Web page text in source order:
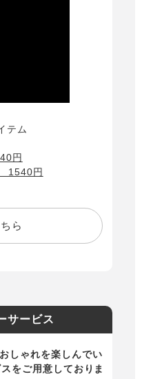
テム
円
1540円
ら
サービス
しゃれを楽しんでい
をご用意しておりま